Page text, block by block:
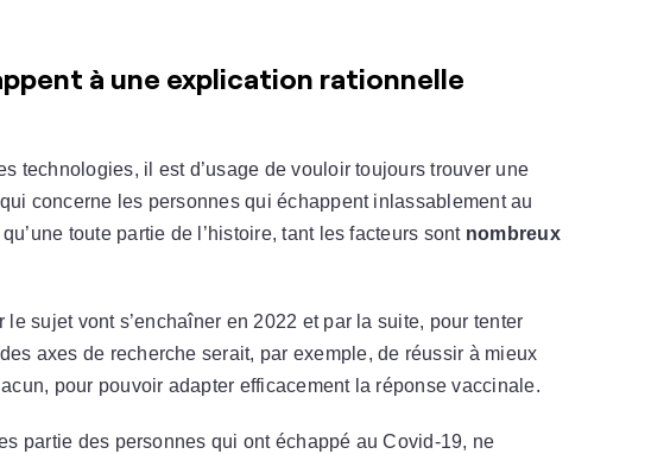
à une explication rationnelle
technologies, il est d’usage de vouloir toujours trouver une
concerne les personnes qui échappent inlassablement au
toute partie de l’histoire, tant les facteurs sont nombreux
sujet vont s’enchaîner en 2022 et par la suite, pour tenter
axes de recherche serait, par exemple, de réussir à mieux
pour pouvoir adapter efficacement la réponse vaccinale.
partie des personnes qui ont échappé au Covid-19, ne